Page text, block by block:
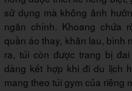
sử dụng mà không ảnh
ngăn chính. Khoang chứa
quần áo thay, khăn lau, bình
ra, túi còn được trang bị
dàng kết hợp khi đi du lịch
mang theo túi gym của riêng